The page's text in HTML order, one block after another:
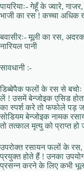
पायरियाः- गेहूँ के ज्वारे,
भाजी का रस ! कच्चा अधिक
बवासीरः- मूली का रस,
नारियल पानी
सावधानी :-
डिब्बेपैक फलों के रस से बचोः
लें ! उसमें बेन्जोइक एसिड
का स्पर्श करे तो फफोले पड़
सोडियम बेन्जोइक नामक
तो तत्काल मृत्यु को प्राप्त हो
उपरोक्त रसायन फलों के
प्रयुक्त होते हैं ! उनका उपयोग
प्रसन्न करने के लिए कभी